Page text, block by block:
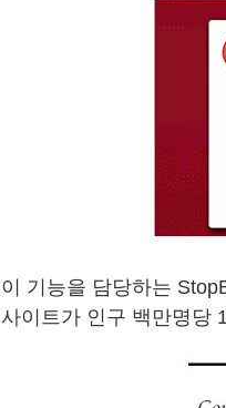
이 기능을 담당하는
사이트가 인구 백만명당